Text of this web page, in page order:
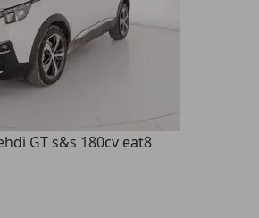
GT s&s 180cv eat8